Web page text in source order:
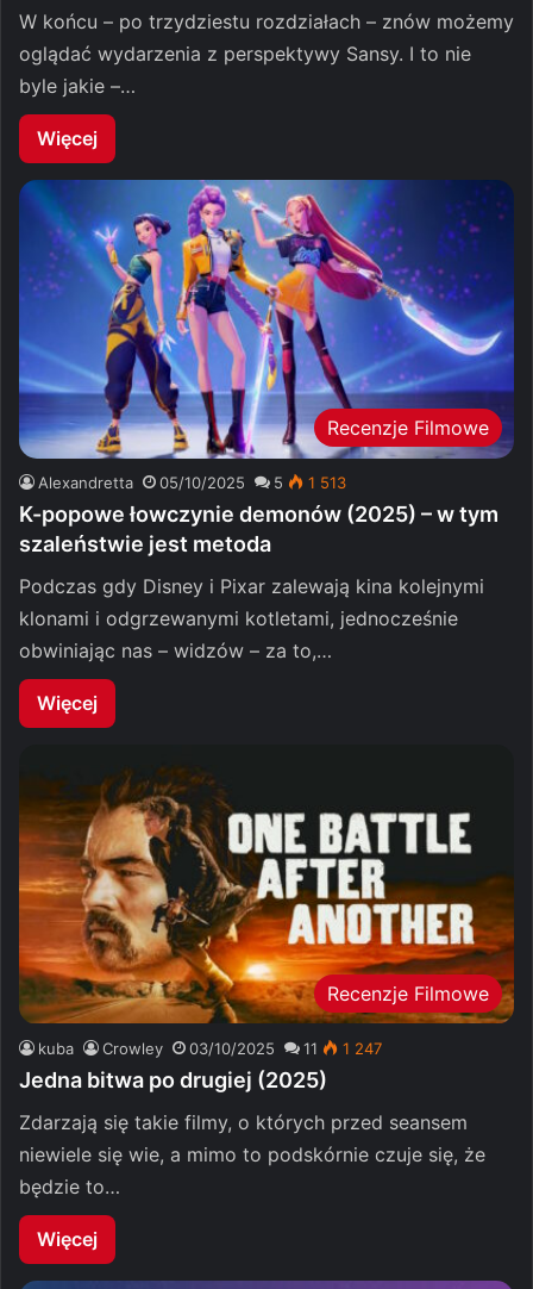
W końcu – po trzydziestu rozdziałach – znów możemy
oglądać wydarzenia z perspektywy Sansy. I to nie
byle jakie –…
Więcej
Recenzje Filmowe
Alexandretta 05/10/2025 5 1 513
K-popowe łowczynie demonów (2025) – w tym
szaleństwie jest metoda
Podczas gdy Disney i Pixar zalewają kina kolejnymi
klonami i odgrzewanymi kotletami, jednocześnie
obwiniając nas – widzów – za to,…
Więcej
Recenzje Filmowe
kuba Crowley 03/10/2025 11 1 247
Jedna bitwa po drugiej (2025)
Zdarzają się takie filmy, o których przed seansem
niewiele się wie, a mimo to podskórnie czuje się, że
będzie to…
Więcej